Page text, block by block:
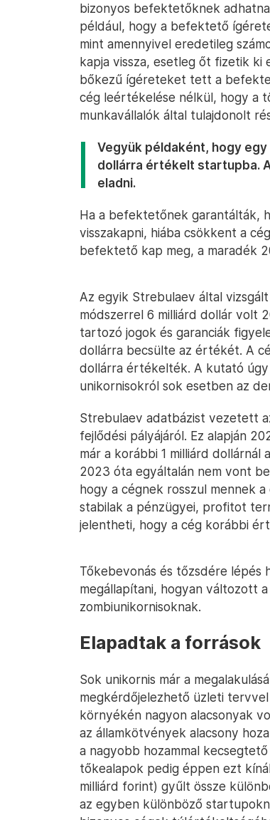
bizonyos befektetőknek
például, hogy a befektető
mint amennyivel eredetileg
kapja vissza, esetleg őt fizetik ki
bőkezű ígéreteket tett a
cég leértékelése nélkül, hogy a
munkavállalók által tulajdonolt
Vegyük példaként, hogy
dollárra értékelt startupba.
eladni.
Ha a befektetőnek garantálták,
visszakapni, hiába csökkent a
befektető kap meg, a maradék
Az egyik Strebulaev által
módszerrel 6 milliárd dollár volt
tartozó jogok és garanciák
dollárra becsülte az értékét. A
dollárra értékelték. A kutató úgy
unikornisokról sok esetben az
Strebulaev adatbázist vezetett
fejlődési pályájáról. Ez alapján
már a korábbi 1 milliárd
2023 óta egyáltalán nem vont
hogy a cégnek rosszul mennek
stabilak a pénzügyei, profitot
jelentheti, hogy a cég korábbi
Tőkebevonás és tőzsdére lépés
megállapítani, hogyan változott
zombiunikornisoknak.
Elapadtak a források
Sok unikornis már a
megkérdőjelezhető üzleti
környékén nagyon alacsonyak
az államkötvények alacsony
a nagyobb hozammal
tőkealapok pedig éppen ezt
milliárd forint) gyűlt össze
az egyben különböző